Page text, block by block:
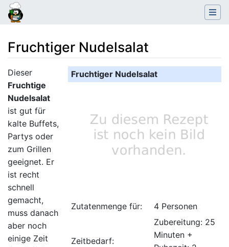
Fruchtiger Nudelsalat
Wechseln zu: Navigation,Suche
Fruchtiger Nudelsalat
Zutatenmenge für: 4 Personen
Zeitbedarf:
Zubereitung: 25
Minuten +
Dieser
Fruchtige
Nudelsalat
ist gut für
kalte Buffets,
Partys oder
zum Grillen
geeignet. Er
ist recht
schnell
gemacht,
muss danach
aber noch
einige Zeit